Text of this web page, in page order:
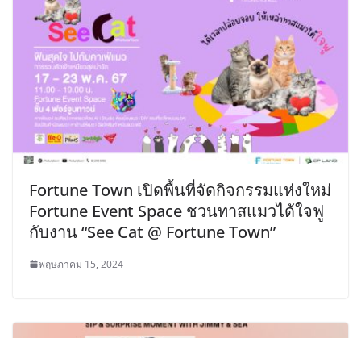
Fortune Town เปิดพื้นที่จัดกิจกรรมแห่งใหม่
Fortune Event Space ชวนทาสแมวได้ใจฟู
กับงาน “See Cat @ Fortune Town”
พฤษภาคม 15, 2024